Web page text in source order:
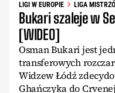
LIGI W EUROPIE LIGA
Bukari szaleje w
[WIDEO]
Osman Bukari jest
transferowych
Widzew Łódź
Ghańczyka do